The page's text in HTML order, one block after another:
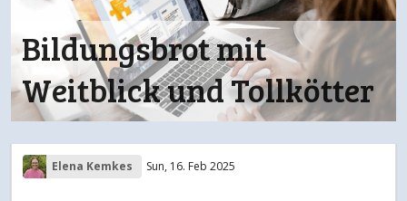
Bildungsbrot mit
Weitblick und Tollkötter
Elena Kemkes Sun, 16. Feb 2025